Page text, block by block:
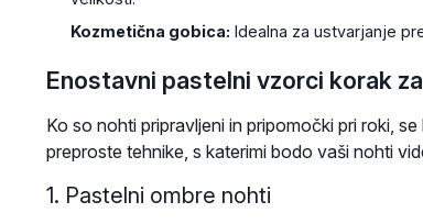
Kozmetična gobica: Idealna za ustvarjanje
Enostavni pastelni vzorci korak
Ko so nohti pripravljeni in pripomočki pri roki,
preproste tehnike, s katerimi bodo vaši nohti
1. Pastelni ombre nohti